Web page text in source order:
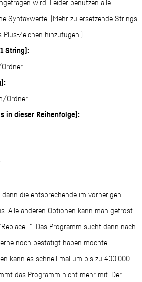
wird. Leider benutzen alle
Syntaxwerte. (Mehr zu ersetzende Strings
Zeichen hinzufügen.)
String):
Ordner
in dieser Reihenfolge):
die entsprechende im vorherigen
Alle anderen Optionen kann man getrost
Das Programm sucht dann nach
noch bestätigt haben möchte.
kann es schnell mal um bis zu 400.000
das Programm nicht mehr mit. Der